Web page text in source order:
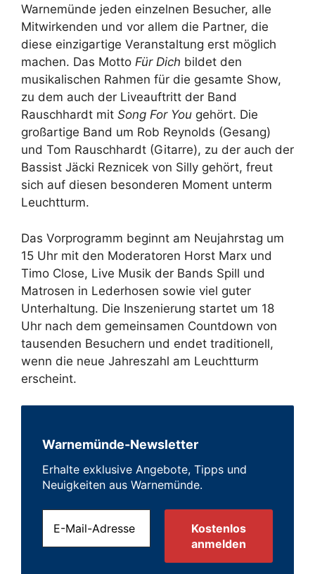
Warnemünde jeden einzelnen Besucher, alle
Mitwirkenden und vor allem die Partner, die
diese einzigartige Veranstaltung erst möglich
machen. Das Motto Für Dich bildet den
musikalischen Rahmen für die gesamte Show,
zu dem auch der Liveauftritt der Band
Rauschhardt mit Song For You gehört. Die
großartige Band um Rob Reynolds (Gesang)
und Tom Rauschhardt (Gitarre), zu der auch der
Bassist Jäcki Reznicek von Silly gehört, freut
sich auf diesen besonderen Moment unterm
Leuchtturm.
Das Vorprogramm beginnt am Neujahrstag um
15 Uhr mit den Moderatoren Horst Marx und
Timo Close, Live Musik der Bands Spill und
Matrosen in Lederhosen sowie viel guter
Unterhaltung. Die Inszenierung startet um 18
Uhr nach dem gemeinsamen Countdown von
tausenden Besuchern und endet traditionell,
wenn die neue Jahreszahl am Leuchtturm
erscheint.
Warnemünde-Newsletter
Erhalte exklusive Angebote, Tipps und
Neuigkeiten aus Warnemünde.